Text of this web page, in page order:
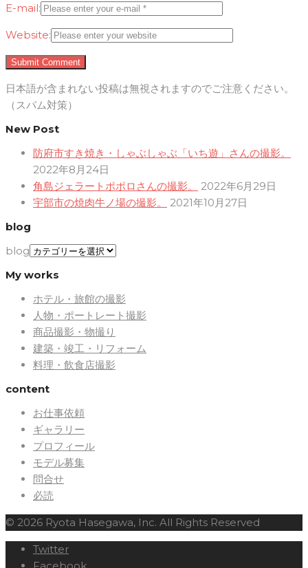
E-mail:
Website:
日本語が含まれない投稿は無視されますのでご注意ください。
（スパム対策）
New Post
防府市すき焼き・しゃぶしゃぶ「いち遊」さんの撮影。
2022年8月24日
角島ジェラートポポロさんの撮影。
2022年6月29日
宇部市の焼肉牛ノ場の撮影。
2021年10月27日
blog
blog
My works
ホテル・旅館の撮影
人物・ポートレート撮影
商品撮影・物撮り
建築・竣工・リフォーム
料理・飲食店撮影
content
お仕事依頼
ギャラリー
プロフィール
モデル募集
問合せ
必読
© 2026 Ryota Hasegawa, Inc. All Rights Reserved
Twitter
Facebook